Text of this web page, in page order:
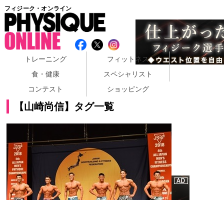
フィジーク・オンライン
トレーニング
フィットネス
食・健康
スペシャリスト
コンテスト
ショッピング
【山崎尚信】タグ一覧